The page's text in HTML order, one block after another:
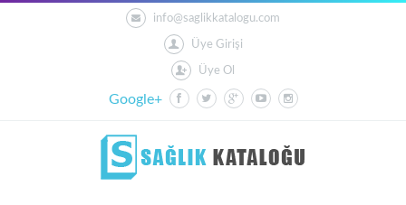
info@saglikkatalogu.com
Üye Girişi
Üye Ol
Google+